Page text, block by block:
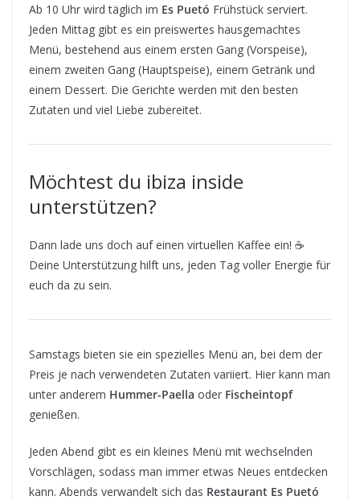
Ab 10 Uhr wird täglich im Es Puetó Frühstück serviert.
Jeden Mittag gibt es ein preiswertes hausgemachtes
Menü, bestehend aus einem ersten Gang (Vorspeise),
einem zweiten Gang (Hauptspeise), einem Getränk und
einem Dessert. Die Gerichte werden mit den besten
Zutaten und viel Liebe zubereitet.
Möchtest du ibiza inside
unterstützen?
Dann lade uns doch auf einen virtuellen Kaffee ein! ☕
Deine Unterstützung hilft uns, jeden Tag voller Energie für
euch da zu sein.
Samstags bieten sie ein spezielles Menü an, bei dem der
Preis je nach verwendeten Zutaten variiert. Hier kann man
unter anderem Hummer-Paella oder Fischeintopf
genießen.
Jeden Abend gibt es ein kleines Menü mit wechselnden
Vorschlägen, sodass man immer etwas Neues entdecken
kann. Abends verwandelt sich das Restaurant Es Puetó